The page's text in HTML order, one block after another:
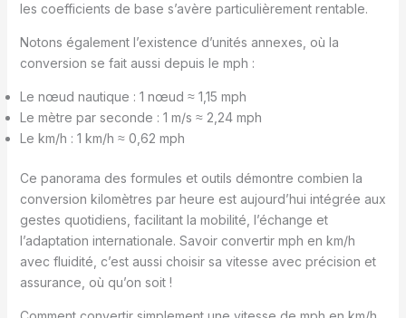
les coefficients de base s’avère particulièrement rentable.
Notons également l’existence d’unités annexes, où la
conversion se fait aussi depuis le mph :
Le nœud nautique : 1 nœud ≈ 1,15 mph
Le mètre par seconde : 1 m/s ≈ 2,24 mph
Le km/h : 1 km/h ≈ 0,62 mph
Ce panorama des formules et outils démontre combien la
conversion kilomètres par heure est aujourd’hui intégrée aux
gestes quotidiens, facilitant la mobilité, l’échange et
l’adaptation internationale. Savoir convertir mph en km/h
avec fluidité, c’est aussi choisir sa vitesse avec précision et
assurance, où qu’on soit !